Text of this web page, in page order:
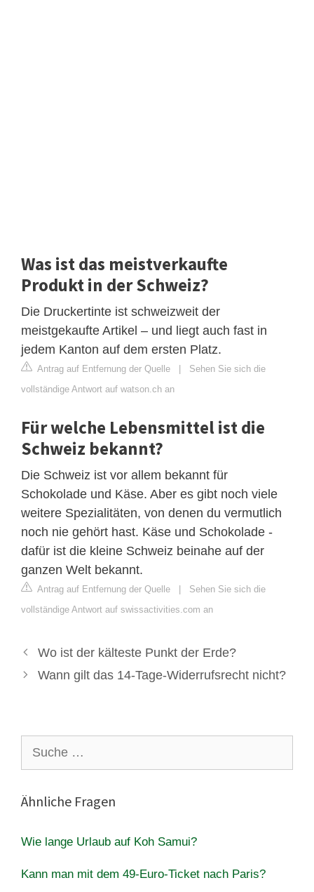
Was ist das meistverkaufte
Produkt in der Schweiz?
Die Druckertinte ist schweizweit der
meistgekaufte Artikel – und liegt auch fast in
jedem Kanton auf dem ersten Platz.
Antrag auf Entfernung der Quelle | Sehen Sie sich die
vollständige Antwort auf watson.ch an
Für welche Lebensmittel ist die
Schweiz bekannt?
Die Schweiz ist vor allem bekannt für
Schokolade und Käse. Aber es gibt noch viele
weitere Spezialitäten, von denen du vermutlich
noch nie gehört hast. Käse und Schokolade -
dafür ist die kleine Schweiz beinahe auf der
ganzen Welt bekannt.
Antrag auf Entfernung der Quelle | Sehen Sie sich die
vollständige Antwort auf swissactivities.com an
Wo ist der kälteste Punkt der Erde?
Wann gilt das 14-Tage-Widerrufsrecht nicht?
nach:
Ähnliche Fragen
Wie lange Urlaub auf Koh Samui?
Kann man mit dem 49-Euro-Ticket nach Paris?